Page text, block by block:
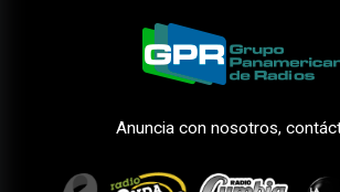
Anuncia con nosotros,